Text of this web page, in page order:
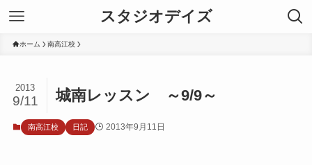
スタジオデイズ
ホーム 南高江校
城南レッスン ～9/9～
2013
9/11
南高江校 日記 2013年9月11日